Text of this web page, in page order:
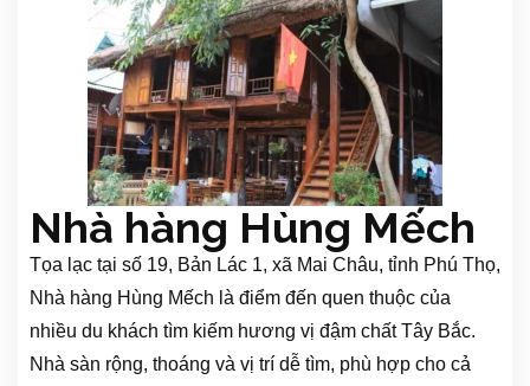
Nhà hàng Hùng Mếch
Tọa lạc tại số 19, Bản Lác 1, xã Mai Châu, tỉnh Phú Thọ,
Nhà hàng Hùng Mếch là điểm đến quen thuộc của
nhiều du khách tìm kiếm hương vị đậm chất Tây Bắc.
Nhà sàn rộng, thoáng và vị trí dễ tìm, phù hợp cho cả